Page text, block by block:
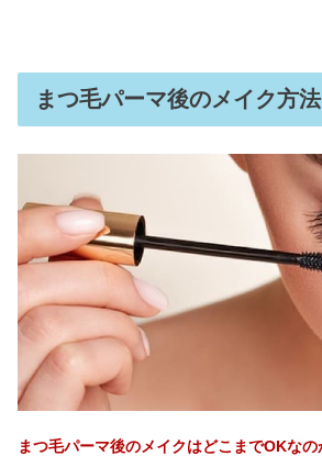
まつ毛パーマ後のメイク方
まつ毛パーマ後のメイクはどこまでOKなの